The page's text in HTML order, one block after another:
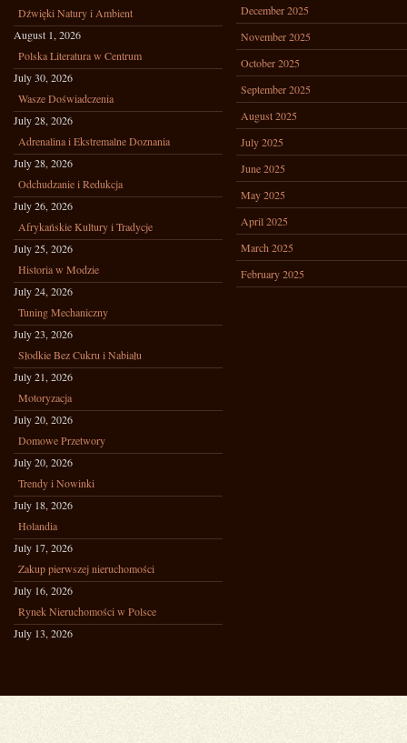
Dźwięki Natury i Ambient
August 1, 2026
Polska Literatura w Centrum
July 30, 2026
Wasze Doświadczenia
July 28, 2026
Adrenalina i Ekstremalne Doznania
July 28, 2026
Odchudzanie i Redukcja
July 26, 2026
Afrykańskie Kultury i Tradycje
July 25, 2026
Historia w Modzie
July 24, 2026
Tuning Mechaniczny
July 23, 2026
Słodkie Bez Cukru i Nabiału
July 21, 2026
Motoryzacja
July 20, 2026
Domowe Przetwory
July 20, 2026
Trendy i Nowinki
July 18, 2026
Holandia
July 17, 2026
Zakup pierwszej nieruchomości
July 16, 2026
Rynek Nieruchomości w Polsce
July 13, 2026
December 2025
November 2025
October 2025
September 2025
August 2025
July 2025
June 2025
May 2025
April 2025
March 2025
February 2025